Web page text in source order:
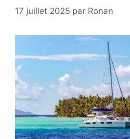
17 juillet 2025 par Ronan